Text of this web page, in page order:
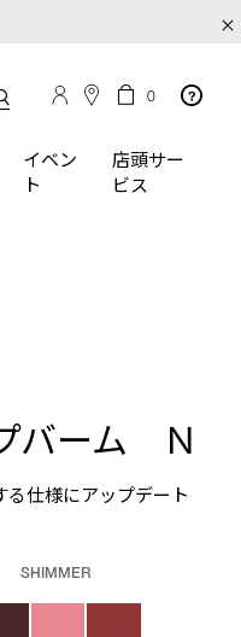
×
イベン
ト
店頭サー
ビス
カ
の
商
品
0
バーム Ｎ
仕様にアップデート
SHIMMER